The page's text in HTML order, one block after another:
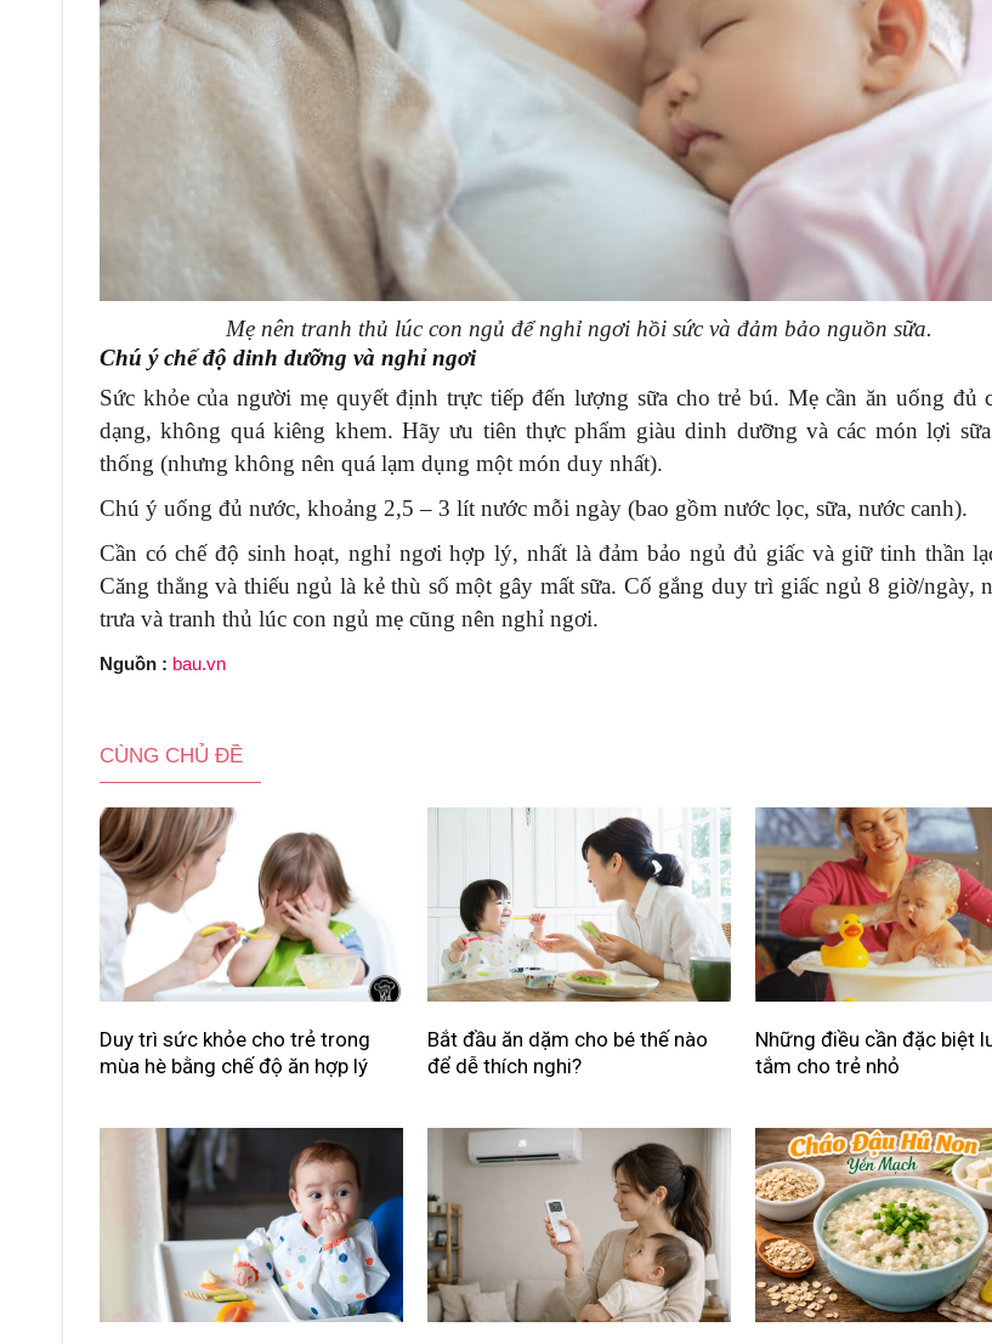
Mẹ nên tranh thủ lúc con ngủ để nghỉ ngơi hồi sức và đảm bảo nguồn sữa.
Chú ý chế độ dinh dưỡng và nghỉ ngơi
Sức khỏe của người mẹ quyết định trực tiếp đến lượng sữa cho trẻ bú. Mẹ cần ăn uống đủ
dạng, không quá kiêng khem. Hãy ưu tiên thực phẩm giàu dinh dưỡng và các món lợi
thống (nhưng không nên quá lạm dụng một món duy nhất).
Chú ý uống đủ nước, khoảng 2,5 – 3 lít nước mỗi ngày (bao gồm nước lọc, sữa, nước canh).
Cần có chế độ sinh hoạt, nghỉ ngơi hợp lý, nhất là đảm bảo ngủ đủ giấc và giữ tinh thần
Căng thẳng và thiếu ngủ là kẻ thù số một gây mất sữa. Cố gắng duy trì giấc ngủ 8 giờ/ngày,
trưa và tranh thủ lúc con ngủ mẹ cũng nên nghỉ ngơi.
Nguồn : bau.vn
CÙNG CHỦ ĐỀ
Duy trì sức khỏe cho trẻ trong
mùa hè bằng chế độ ăn hợp lý
Bắt đầu ăn dặm cho bé thế nào
để dễ thích nghi?
Những điều cần đặc biệt
tắm cho trẻ nhỏ